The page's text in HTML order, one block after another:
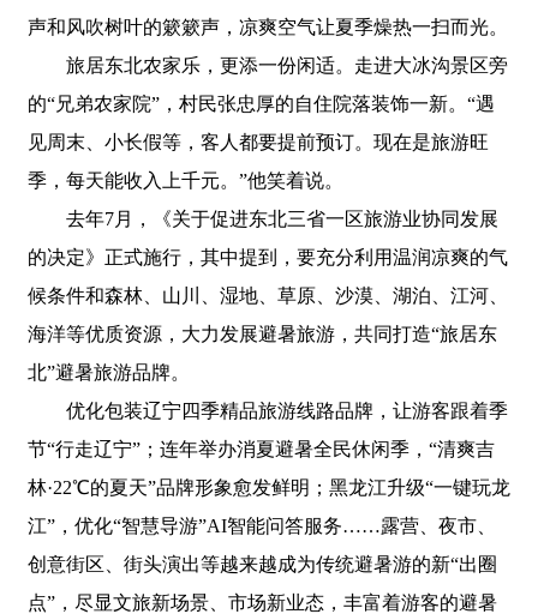
声和风吹树叶的簌簌声，凉爽空气让夏季燥热一扫而光。
旅居东北农家乐，更添一份闲适。走进大冰沟景区旁
的“兄弟农家院”，村民张忠厚的自住院落装饰一新。“遇
见周末、小长假等，客人都要提前预订。现在是旅游旺
季，每天能收入上千元。”他笑着说。
去年7月，《关于促进东北三省一区旅游业协同发展
的决定》正式施行，其中提到，要充分利用温润凉爽的气
候条件和森林、山川、湿地、草原、沙漠、湖泊、江河、
海洋等优质资源，大力发展避暑旅游，共同打造“旅居东
北”避暑旅游品牌。
优化包装辽宁四季精品旅游线路品牌，让游客跟着季
节“行走辽宁”；连年举办消夏避暑全民休闲季，“清爽吉
林·22℃的夏天”品牌形象愈发鲜明；黑龙江升级“一键玩龙
江”，优化“智慧导游”AI智能问答服务……露营、夜市、
创意街区、街头演出等越来越成为传统避暑游的新“出圈
点”，尽显文旅新场景、市场新业态，丰富着游客的避暑